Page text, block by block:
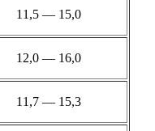
11,5 — 15,0
12,0 — 16,0
11,7 — 15,3